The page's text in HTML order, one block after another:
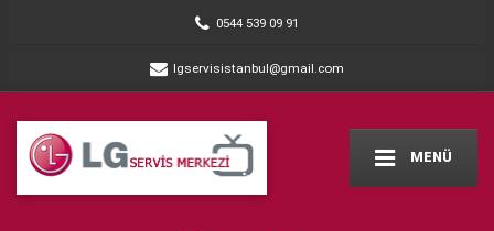
0544 539 09 91
lgservisistanbul@gmail.com
MENÜ